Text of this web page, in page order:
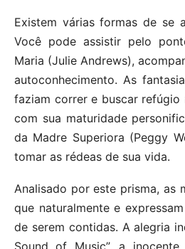
Existem várias formas de se
Você pode assistir pelo
Maria (Julie Andrews),
autoconhecimento. As
faziam correr e buscar refúgio
com sua maturidade
da Madre Superiora (Peggy
tomar as rédeas de sua vida.
Analisado por este prisma, as
que naturalmente e
de serem contidas. A alegria
Sound of Music”, a